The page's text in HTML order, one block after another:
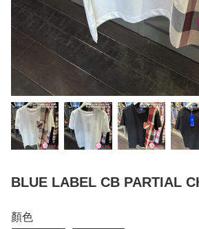
BLUE LABEL CB PARTIAL
顏色